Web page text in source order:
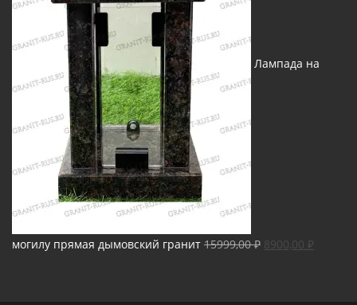
Лампада на
могилу прямая дымовский гранит 15999,00₽ Первоначальная
8900,00 ₽